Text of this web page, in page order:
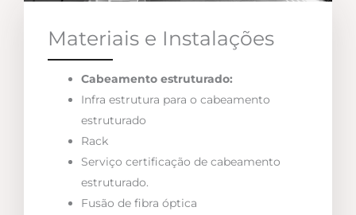
Materiais e Instalações
Cabeamento estruturado:
Infra estrutura para o cabeamento
estruturado
Rack
Serviço certificação de cabeamento
estruturado.
Fusão de fibra óptica